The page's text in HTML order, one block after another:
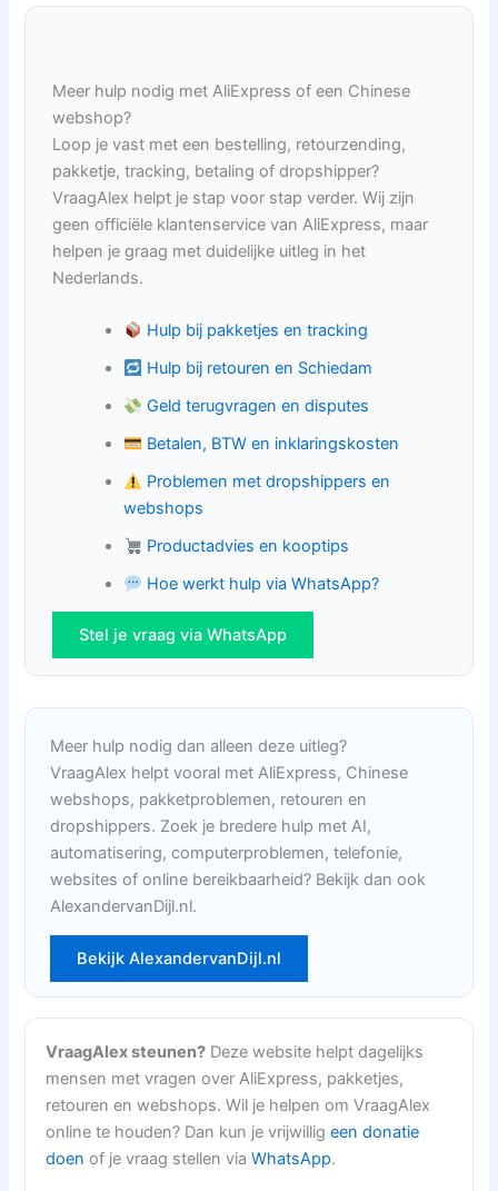
Meer hulp nodig met AliExpress of een Chinese
webshop?
Loop je vast met een bestelling, retourzending,
pakketje, tracking, betaling of dropshipper?
VraagAlex helpt je stap voor stap verder. Wij zijn
geen officiële klantenservice van AliExpress, maar
helpen je graag met duidelijke uitleg in het
Nederlands.
Hulp bij pakketjes en tracking
Hulp bij retouren en Schiedam
Geld terugvragen en disputes
Betalen, BTW en inklaringskosten
Problemen met dropshippers en
webshops
Productadvies en kooptips
Hoe werkt hulp via WhatsApp?
Stel je vraag via WhatsApp
Meer hulp nodig dan alleen deze uitleg?
VraagAlex helpt vooral met AliExpress, Chinese
webshops, pakketproblemen, retouren en
dropshippers. Zoek je bredere hulp met AI,
automatisering, computerproblemen, telefonie,
websites of online bereikbaarheid? Bekijk dan ook
AlexandervanDijl.nl.
Bekijk AlexandervanDijl.nl
VraagAlex steunen? Deze website helpt dagelijks
mensen met vragen over AliExpress, pakketjes,
retouren en webshops. Wil je helpen om VraagAlex
online te houden? Dan kun je vrijwilligeen donatie
doen of je vraag stellen viaWhatsApp.